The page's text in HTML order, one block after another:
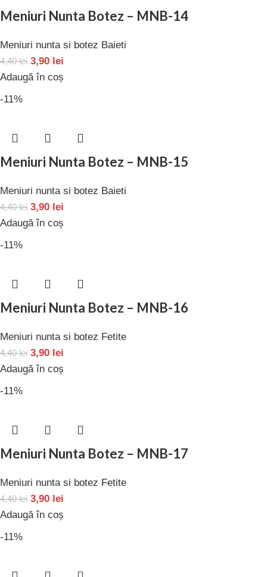
Meniuri Nunta Botez – MNB-14
Meniuri nunta si botez Baieti
4,40lei 3,90 lei
Adaugă în coș
-11%
Meniuri Nunta Botez – MNB-15
Meniuri nunta si botez Baieti
4,40lei 3,90 lei
Adaugă în coș
-11%
Meniuri Nunta Botez – MNB-16
Meniuri nunta si botez Fetite
4,40lei 3,90 lei
Adaugă în coș
-11%
Meniuri Nunta Botez – MNB-17
Meniuri nunta si botez Fetite
4,40lei 3,90 lei
Adaugă în coș
-11%